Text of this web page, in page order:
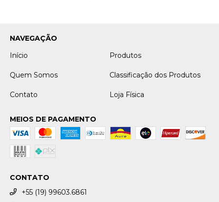
NAVEGAÇÃO
Início
Produtos
Quem Somos Classificação dos Produtos
Contato Loja Física
MEIOS DE PAGAMENTO
CONTATO
+55 (19) 99603.6861